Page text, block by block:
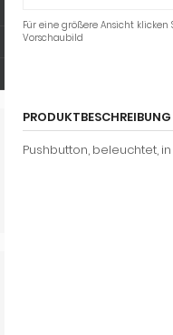
Für eine größere Ansicht klicken
Vorschaubild
PRODUKTBESCHREIBUNG
Pushbutton, beleuchtet,